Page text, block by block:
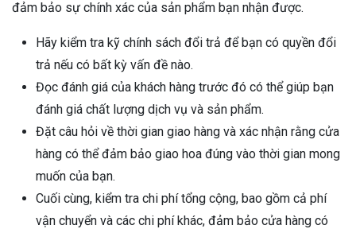
đảm bảo sự chính xác của sản phẩm bạn nhận được.
Hãy kiểm tra kỹ chính sách đổi trả để bạn có quyền đổi
trả nếu có bất kỳ vấn đề nào.
Đọc đánh giá của khách hàng trước đó có thể giúp bạn
đánh giá chất lượng dịch vụ và sản phẩm.
Đặt câu hỏi về thời gian giao hàng và xác nhận rằng cửa
hàng có thể đảm bảo giao hoa đúng vào thời gian mong
muốn của bạn.
Cuối cùng, kiểm tra chi phí tổng cộng, bao gồm cả phí
vận chuyển và các chi phí khác, đảm bảo cửa hàng có